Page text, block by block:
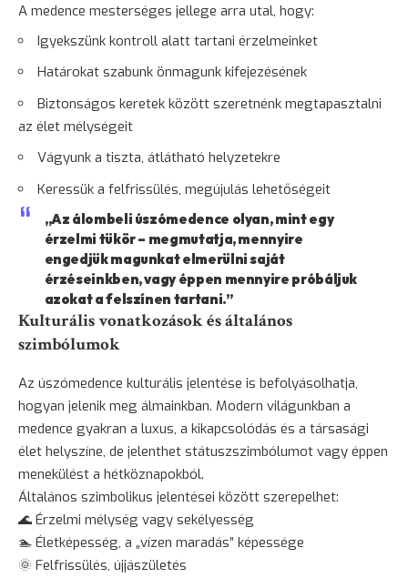
A medence mesterséges jellege arra utal, hogy:
Igyekszünk kontroll alatt tartani érzelmeinket
Határokat szabunk önmagunk kifejezésének
Biztonságos keretek között szeretnénk megtapasztalni
az élet mélységeit
Vágyunk a tiszta, átlátható helyzetekre
Keressük a felfrissülés, megújulás lehetőségeit
„Az álombeli úszómedence olyan, mint egy
érzelmi tükör – megmutatja, mennyire
engedjük magunkat elmerülni saját
érzéseinkben, vagy éppen mennyire próbáljuk
azokat a felszínen tartani.”
Kulturális vonatkozások és általános
szimbólumok
Az úszómedence kulturális jelentése is befolyásolhatja,
hogyan jelenik meg álmainkban. Modern világunkban a
medence gyakran a luxus, a kikapcsolódás és a társasági
élet helyszíne, de jelenthet státuszszimbólumot vagy éppen
menekülést a hétköznapokból.
Általános szimbolikus jelentései között szerepelhet:
🌊 Érzelmi mélység vagy sekélyesség
🏊 Életképesség, a „vízen maradás” képessége
🌞 Felfrissülés, újjászületés